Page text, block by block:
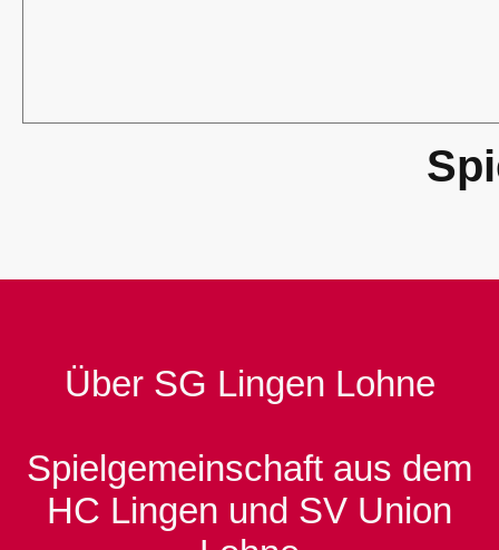
Über SG Lingen Lohne
Spielgemeinschaft aus dem
HC Lingen und SV Union